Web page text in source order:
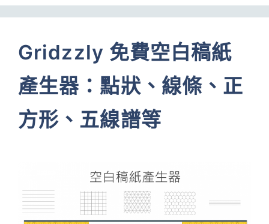
Gridzzly 免費空白稿紙
產生器：點狀、線條、正
方形、五線譜等